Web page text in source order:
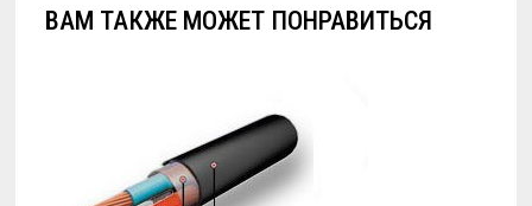
ВАМ ТАКЖЕ МОЖЕТ ПОНРАВИТЬСЯ